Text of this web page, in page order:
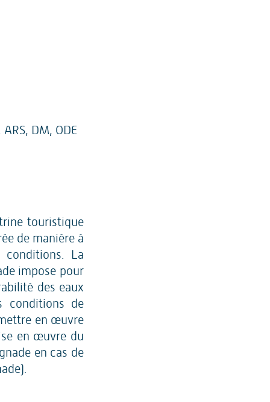
DM, ODE
touristique
de manière à
La
impose pour
des eaux
conditions de
en œuvre
en œuvre du
en cas de